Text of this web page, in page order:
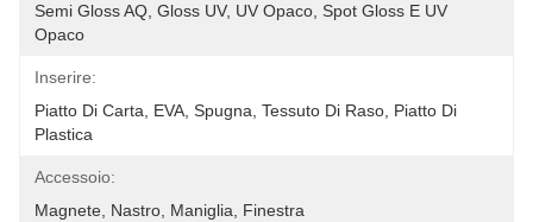
Semi Gloss AQ, Gloss UV, UV Opaco, Spot Gloss E UV
Opaco
Inserire:
Piatto Di Carta, EVA, Spugna, Tessuto Di Raso, Piatto Di
Plastica
Accessoio:
Magnete, Nastro, Maniglia, Finestra